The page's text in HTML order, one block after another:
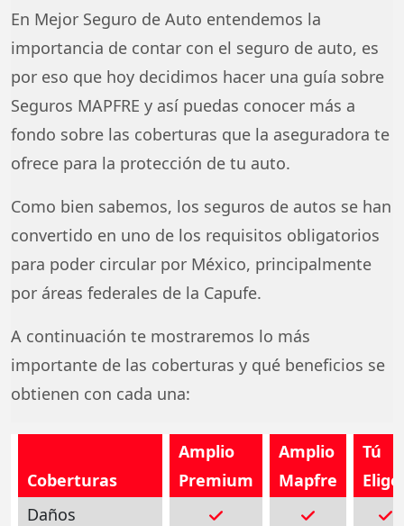
En Mejor Seguro de Auto entendemos la
importancia de contar con el seguro de auto, es
por eso que hoy decidimos hacer una guía sobre
Seguros MAPFRE y así puedas conocer más a
fondo sobre las coberturas que la aseguradora te
ofrece para la protección de tu auto.
Como bien sabemos, los seguros de autos se han
convertido en uno de los requisitos obligatorios
para poder circular por México, principalmente
por áreas federales de la Capufe.
A continuación te mostraremos lo más
importante de las coberturas y qué beneficios se
obtienen con cada una:
Coberturas
Amplio
Premium
Amplio
Mapfre
Tú
Daños